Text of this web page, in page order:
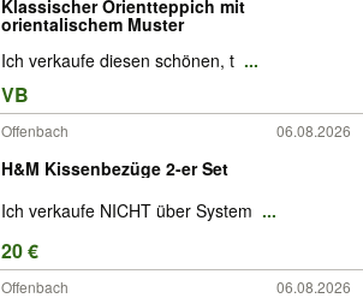
Klassischer Orientteppich mit
orientalischem Muster
Ich verkaufe diesen schönen, t ...
VB
Offenbach 06.08.2026
H&M Kissenbezüge 2-er Set
Ich verkaufe NICHT über System ...
20 €
Offenbach 06.08.2026